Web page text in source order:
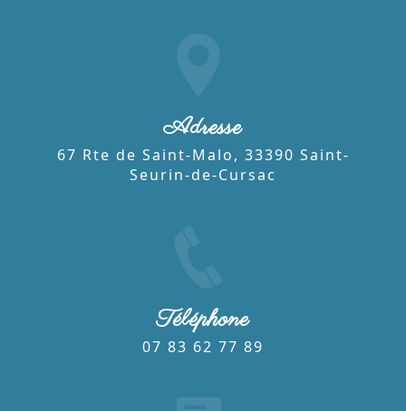
Adresse
67 Rte de Saint-Malo, 33390 Saint-
Seurin-de-Cursac
Téléphone
07 83 62 77 89